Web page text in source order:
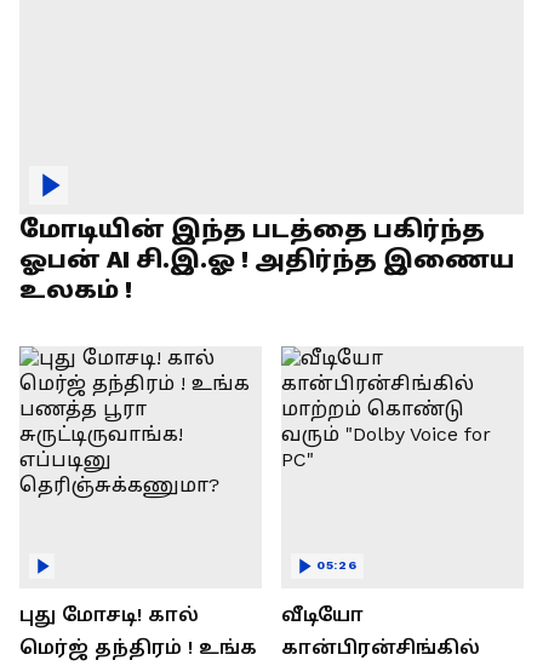
மோடியின் இந்த படத்தை பகிர்ந்த
ஓபன் AI சி.இ.ஓ ! அதிர்ந்த இணைய
உலகம் !
புது மோசடி! கால்
மெர்ஜ் தந்திரம் ! உங்க
வீடியோ
கான்பிரன்சிங்கில்
05:26